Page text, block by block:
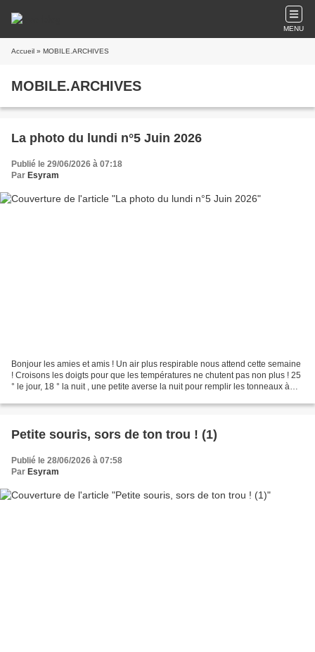
MENU
Accueil » MOBILE.ARCHIVES
MOBILE.ARCHIVES
La photo du lundi n°5 Juin 2026
Publié le 29/06/2026 à 07:18
Par Esyram
Bonjour les amies et amis ! Un air plus respirable nous attend cette semaine
! Croisons les doigts pour que les températures ne chutent pas non plus ! 25
° le jour, 18 ° la nuit , une petite averse la nuit pour remplir les tonneaux à
Petite souris, sors de ton trou ! (1)
Publié le 28/06/2026 à 07:58
Par Esyram